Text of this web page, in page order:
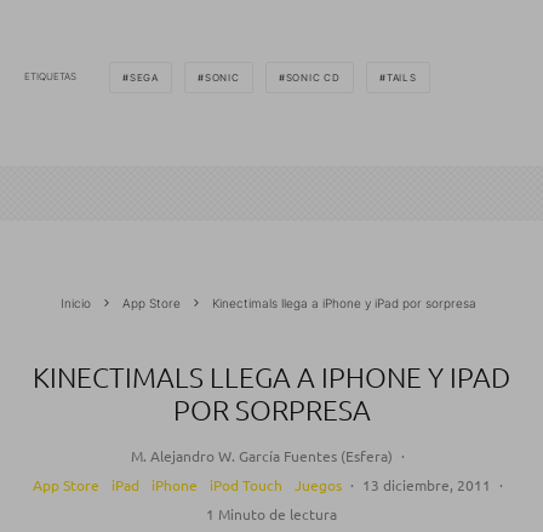
ETIQUETAS SEGA SONIC SONIC CD TAILS
Inicio App Store Kinectimals llega a iPhone y iPad por sorpresa
KINECTIMALS LLEGA A IPHONE Y IPAD
POR SORPRESA
M. Alejandro W. García Fuentes (Esfera) ·
App Store
iPad iPhone iPod Touch Juegos · 13 diciembre, 2011
·
1 Minuto de lectura